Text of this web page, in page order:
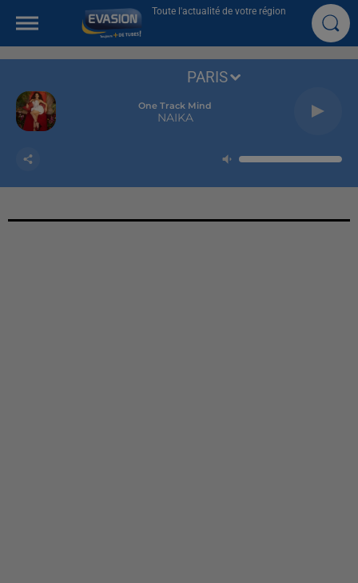
Toute l'actualité de votre région
One Track Mind
NAIKA
PARIS